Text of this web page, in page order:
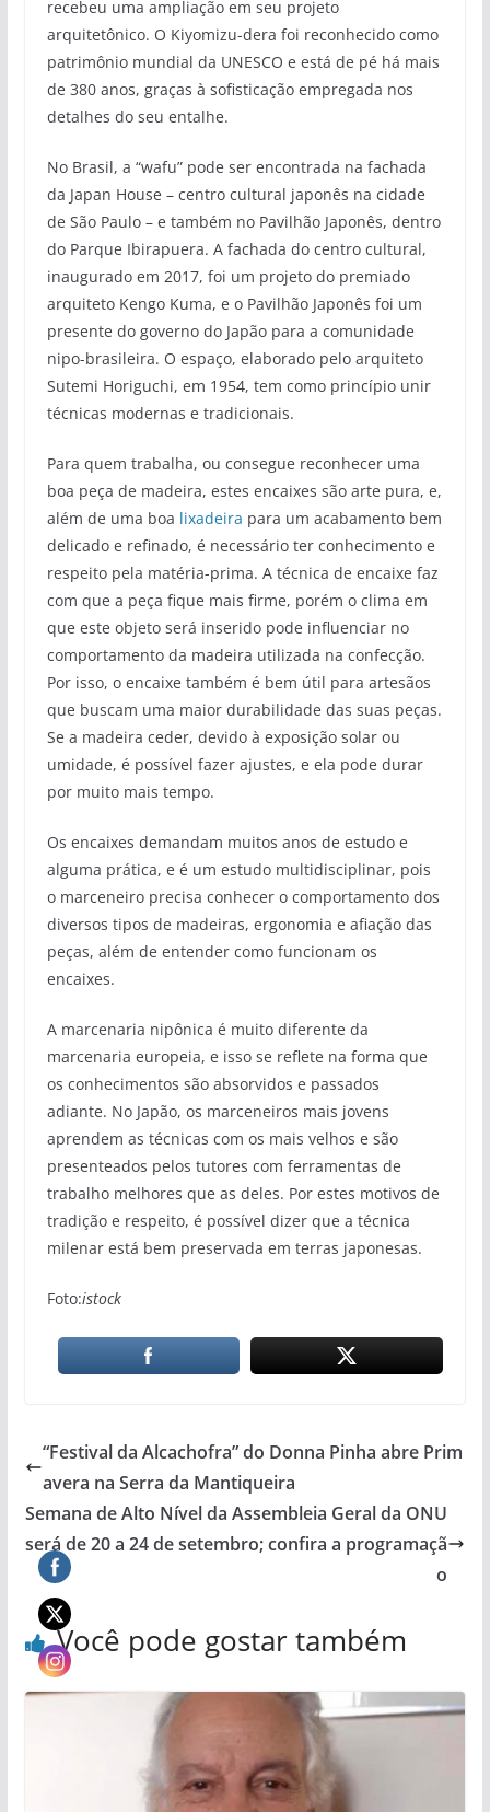
recebeu uma ampliação em seu projeto
arquitetônico. O Kiyomizu-dera foi reconhecido como
patrimônio mundial da UNESCO e está de pé há mais
de 380 anos, graças à sofisticação empregada nos
detalhes do seu entalhe.
No Brasil, a “wafu” pode ser encontrada na fachada
da Japan House – centro cultural japonês na cidade
de São Paulo – e também no Pavilhão Japonês, dentro
do Parque Ibirapuera. A fachada do centro cultural,
inaugurado em 2017, foi um projeto do premiado
arquiteto Kengo Kuma, e o Pavilhão Japonês foi um
presente do governo do Japão para a comunidade
nipo-brasileira. O espaço, elaborado pelo arquiteto
Sutemi Horiguchi, em 1954, tem como princípio unir
técnicas modernas e tradicionais.
Para quem trabalha, ou consegue reconhecer uma
boa peça de madeira, estes encaixes são arte pura, e,
além de uma boa lixadeira para um acabamento bem
delicado e refinado, é necessário ter conhecimento e
respeito pela matéria-prima. A técnica de encaixe faz
com que a peça fique mais firme, porém o clima em
que este objeto será inserido pode influenciar no
comportamento da madeira utilizada na confecção.
Por isso, o encaixe também é bem útil para artesãos
que buscam uma maior durabilidade das suas peças.
Se a madeira ceder, devido à exposição solar ou
umidade, é possível fazer ajustes, e ela pode durar
por muito mais tempo.
Os encaixes demandam muitos anos de estudo e
alguma prática, e é um estudo multidisciplinar, pois
o marceneiro precisa conhecer o comportamento dos
diversos tipos de madeiras, ergonomia e afiação das
peças, além de entender como funcionam os
encaixes.
A marcenaria nipônica é muito diferente da
marcenaria europeia, e isso se reflete na forma que
os conhecimentos são absorvidos e passados
adiante. No Japão, os marceneiros mais jovens
aprendem as técnicas com os mais velhos e são
presenteados pelos tutores com ferramentas de
trabalho melhores que as deles. Por estes motivos de
tradição e respeito, é possível dizer que a técnica
milenar está bem preservada em terras japonesas.
Foto:istock
“Festival da Alcachofra” do Donna Pinha abre Prim
avera na Serra da Mantiqueira
Semana de Alto Nível da Assembleia Geral da ONU
será de 20 a 24 de setembro; confira a programaçã
o
Você pode gostar também